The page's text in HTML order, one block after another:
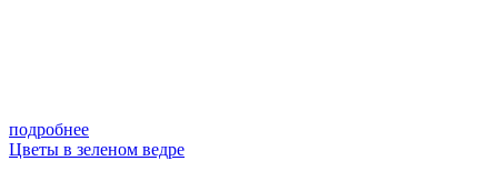
подробнее
Цветы в зеленом ведре